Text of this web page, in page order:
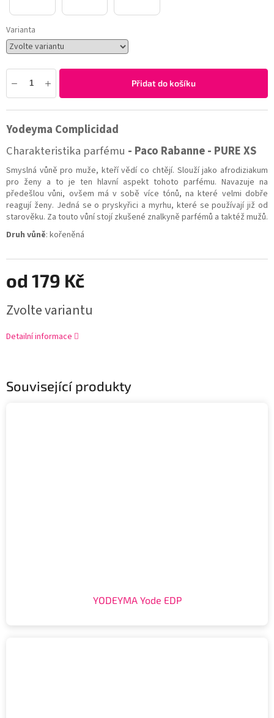
od 179 Kč
Zvolte variantu
Varianta
Přidat do košíku
Yodeyma Complicidad
Charakteristika parfému - Paco Rabanne - PURE XS
Smyslná vůně pro muže, kteří vědí co chtějí. Slouží jako afrodiziakum
pro ženy a to je ten hlavní aspekt tohoto parfému. Navazuje na
předešlou vůni, ovšem má v sobě více tónů, na které velmi dobře
reagují ženy. Jedná se o pryskyřici a myrhu, které se používají již od
starověku. Za touto vůní stojí zkušené znalkyně parfémů a taktéž mužů.
Druh vůně: kořeněná
Detailní informace
Související produkty
YODEYMA Yode EDP